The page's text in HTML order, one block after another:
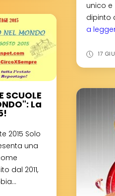
unico e
dipinto
a
17
SCUOLE
La
2015 Solo
una
dal 2011,